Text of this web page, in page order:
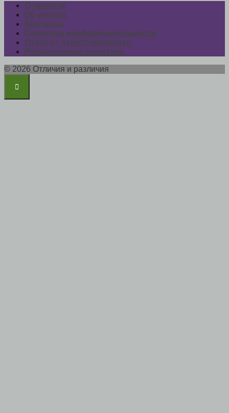
О проекте
Об авторе
Контакты
Политика конфиденциальности
Отказ от ответственности
Редакционная политика
© 2026 Отличия и различия